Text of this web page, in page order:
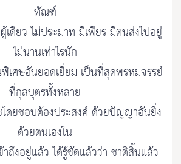
ทัณฑ์
ดียว ไม่ประมาท มีเพียร มีตนส่งไปอยู่
ไม่นานเท่าไรนัก
เศษอันยอดเยี่ยม เป็นที่สุดพรหมจรรย์
ที่กุลบุตรทั้งหลาย
ดยชอบต้องประสงค์ ด้วยปัญญาอันยิ่ง
ด้วยตนเองใน
ถึงอยู่แล้ว ได้รู้ชัดแล้วว่า ชาติสิ้นแล้ว